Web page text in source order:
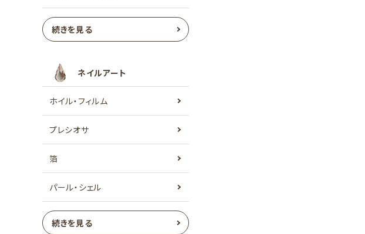
続きを見る
ネイルアート
ホイル・フィルム
プレシオサ
箔
パール・シェル
続きを見る